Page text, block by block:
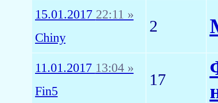
15.01.2017 22:11 »
Chiny
2
11.01.2017 13:04 »
Fin5
17